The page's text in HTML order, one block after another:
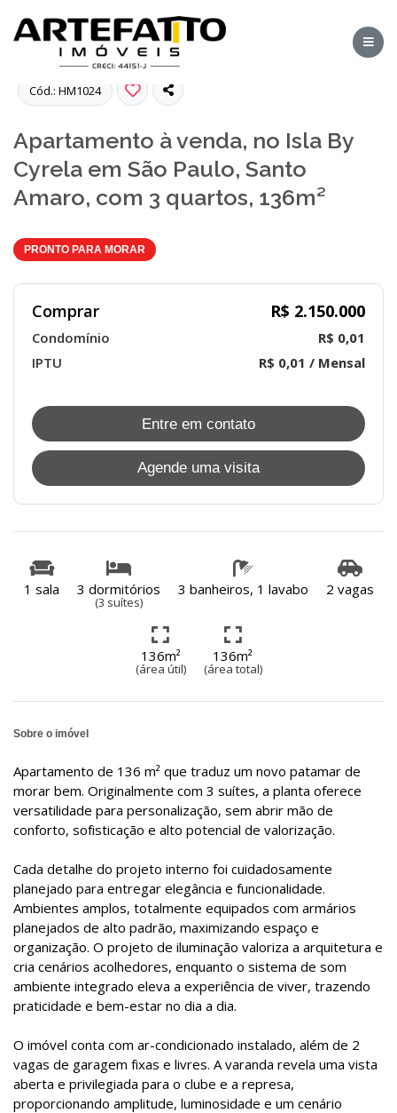
Cód.: HM1024
Apartamento à venda, no Isla By
Cyrela em São Paulo, Santo
Amaro, com 3 quartos, 136m²
PRONTO PARA MORAR
Comprar R$ 2.150.000
Condomínio
R$ 0,01
IPTU
R$ 0,01 / Mensal
Entre em contato
Agende uma visita
1 sala 3 dormitórios
(3 suítes)
3 banheiros, 1 lavabo 2 vagas
136m²
(área útil)
136m²
(área total)
Sobre o imóvel
Apartamento de 136 m² que traduz um novo patamar de
morar bem. Originalmente com 3 suítes, a planta oferece
versatilidade para personalização, sem abrir mão de
conforto, sofisticação e alto potencial de valorização.
Cada detalhe do projeto interno foi cuidadosamente
planejado para entregar elegância e funcionalidade.
Ambientes amplos, totalmente equipados com armários
planejados de alto padrão, maximizando espaço e
organização. O projeto de iluminação valoriza a arquitetura e
cria cenários acolhedores, enquanto o sistema de som
ambiente integrado eleva a experiência de viver, trazendo
praticidade e bem-estar no dia a dia.
O imóvel conta com ar-condicionado instalado, além de 2
vagas de garagem fixas e livres. A varanda revela uma vista
aberta e privilegiada para o clube e a represa,
proporcionando amplitude, luminosidade e um cenário